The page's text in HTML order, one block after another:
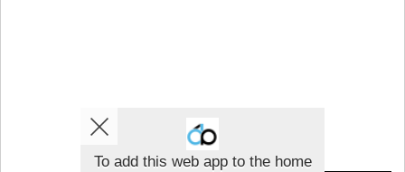
To add this web app to the home